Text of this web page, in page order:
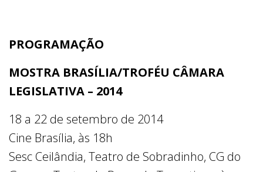
PROGRAMAÇÃO
MOSTRA BRASÍLIA/TROFÉU CÂMARA
LEGISLATIVA – 2014
18 a 22 de setembro de 2014
Cine Brasília, às 18h
Sesc Ceilândia, Teatro de Sobradinho, CG do